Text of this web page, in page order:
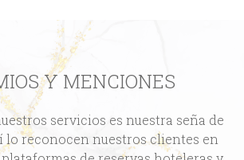
para
Inolvidables
de un completo Hotel de 18